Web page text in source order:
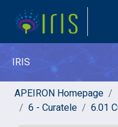
IRIS
APEIRON Homepage
6 - Curatele
6.01